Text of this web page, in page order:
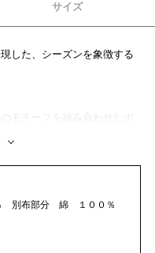
サイズ
した、シーズンを象徴する
モチーフを組み合わせたボ
配しています。（モチー
別布部分 綿 １００％